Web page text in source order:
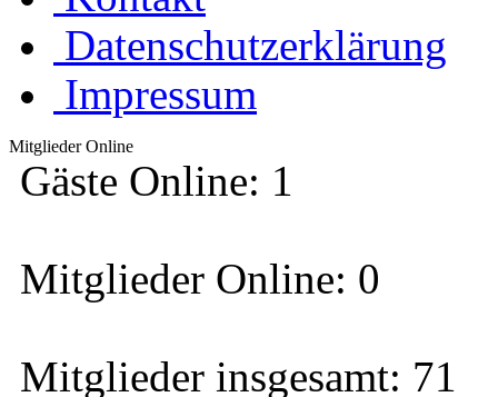
Datenschutzerklärung
Impressum
Mitglieder Online
Gäste Online: 1
Mitglieder Online: 0
Mitglieder insgesamt: 71